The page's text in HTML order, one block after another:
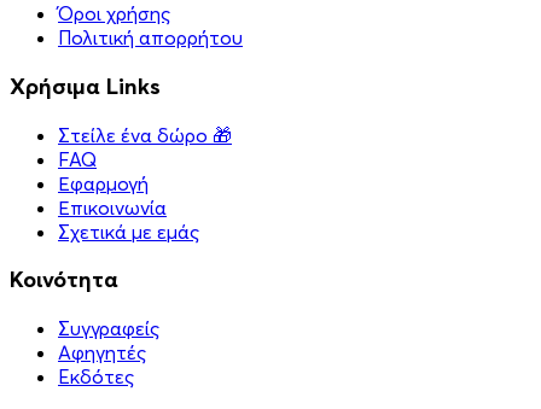
Όροι χρήσης
Πολιτική απορρήτου
Χρήσιμα Links
Στείλε ένα δώρο 🎁
FAQ
Εφαρμογή
Επικοινωνία
Σχετικά με εμάς
Κοινότητα
Συγγραφείς
Αφηγητές
Eκδότες